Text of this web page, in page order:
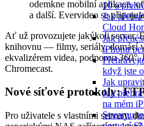
10 a
Jak
Cloud
Jak
iPhonu
když jste
Jak
Jak
na mém
odemkne mobilní aplikace,
a další. Evervideo se
Ať už provozujete jakýkoli server,
knihovnu — filmy, seriály, domácí
ekvalizérem videa, podporou
Chromecast.
Nové síťové protokoly:
Pro uživatele s vlastními servery,